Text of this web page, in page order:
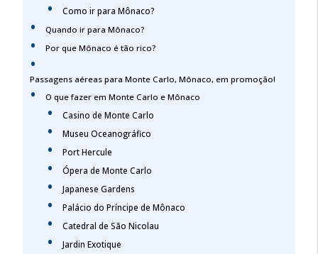
Como ir para Mônaco?
Quando ir para Mônaco?
Por que Mônaco é tão rico?
Passagens aéreas para Monte Carlo, Mônaco, em promoção!
O que fazer em Monte Carlo e Mônaco
Casino de Monte Carlo
Museu Oceanográfico
Port Hercule
Ópera de Monte Carlo
Japanese Gardens
Palácio do Príncipe de Mônaco
Catedral de São Nicolau
Jardin Exotique